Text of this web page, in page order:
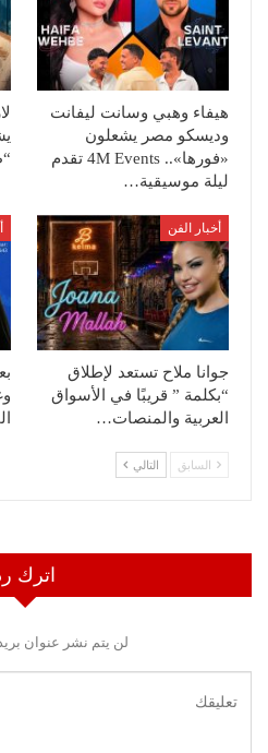
هيفاء وهبي وسانت ليفانت
وديسكو مصر يشعلون
«فورها».. 4M Events تقدم
ليلة موسيقية…
أخبار الفن
جوانا ملاح تستعد لإطلاق
“بكلمة ” قريبًا في الأسواق
العربية والمنصات…
السابق التالي
اترك
لن يتم نشر عنوان